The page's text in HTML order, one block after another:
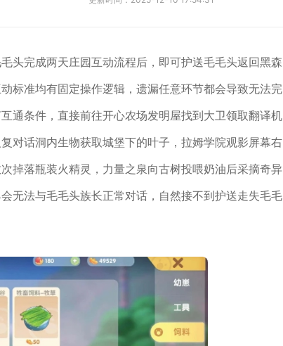
头完成两天庄园互动流程后，即可护送毛毛头返回黑森
标准均有固定操作逻辑，遗漏任意环节都会导致无法完
通条件，直接前往开心农场发明屋找到大卫领取翻译机
对话洞内生物获取城堡下的叶子，拉姆学院观影屏幕右
掉落瓶装火精灵，力量之泉向古树投喂奶油后采摘奇异
无法与毛毛头族长正常对话，自然接不到护送走失毛毛